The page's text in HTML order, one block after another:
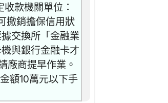
款機關單位：
撤銷擔保信用狀
交換所「金融業
與銀行金融卡才
廠商提早作業。
額10萬元以下手